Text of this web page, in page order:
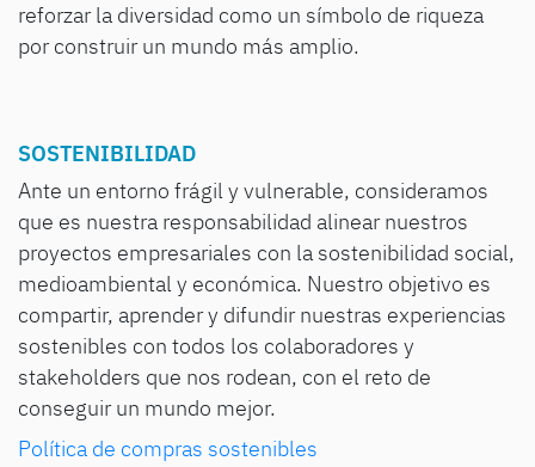
reforzar la diversidad como un símbolo de riqueza
por construir un mundo más amplio.
SOSTENIBILIDAD
Ante un entorno frágil y vulnerable, consideramos
que es nuestra responsabilidad alinear nuestros
proyectos empresariales con la sostenibilidad social,
medioambiental y económica. Nuestro objetivo es
compartir, aprender y difundir nuestras experiencias
sostenibles con todos los colaboradores y
stakeholders que nos rodean, con el reto de
conseguir un mundo mejor.
Política de compras sostenibles